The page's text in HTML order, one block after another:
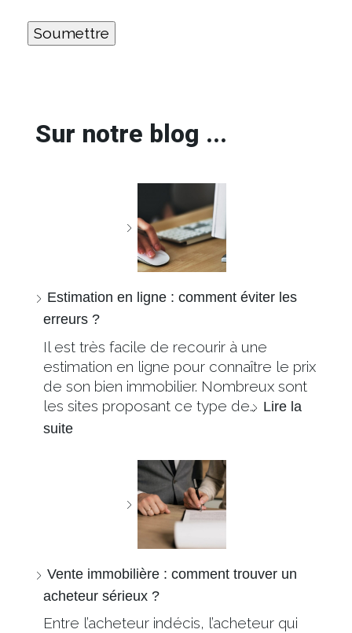
Sur notre blog ...
Estimation en ligne : comment éviter les
erreurs ?
Il est très facile de recourir à une
estimation en ligne pour connaître le prix
de son bien immobilier. Nombreux sont
les sites proposant ce type de… Lire la
suite
Vente immobilière : comment trouver un
acheteur sérieux ?
Entre l’acheteur indécis, l’acheteur qui